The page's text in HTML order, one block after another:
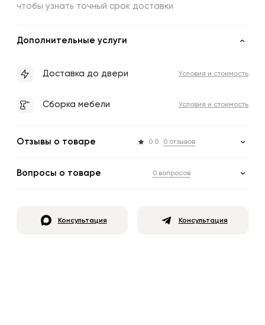
чтобы узнать точный срок доставки
Дополнительные услуги
Доставка до двери Условия и стоимость
Сборка мебели Условия и стоимость
Отзывы о товаре 0.0 0 отзывов
Вопросы о товаре 0 вопросов
Консультация Консультация